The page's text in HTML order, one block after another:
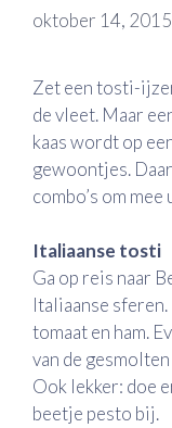
oktober 14, 2015
Zet een tosti-
de vleet. Maar
kaas wordt op
gewoontjes.
combo’s om mee
Italiaanse tosti
Ga op reis naar
Italiaanse
tomaat en ham.
van de
Ook lekker: doe
beetje pesto bij.